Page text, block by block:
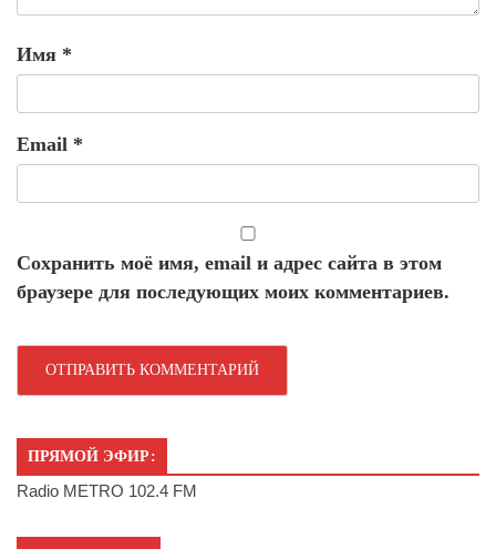
Имя *
Email *
Сохранить моё имя, email и адрес сайта в этом
браузере для последующих моих комментариев.
ПРЯМОЙ ЭФИР:
Radio METRO 102.4 FM